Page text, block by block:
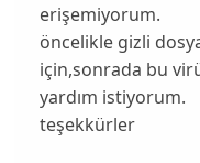
erişemiyorum.
öncelikle gizli
için,sonrada bu
yardım istiyorum.
teşekkürler